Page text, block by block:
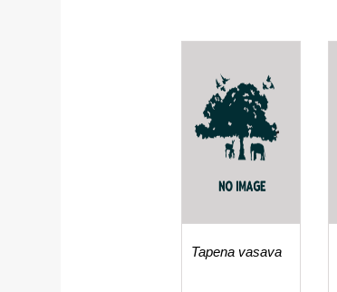
Tapena vasava